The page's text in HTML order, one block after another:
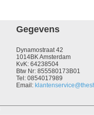
Gegevens
Dynamostraat 42
1014BK Amsterdam
KvK: 64238504
Btw Nr: 855580173B01
Tel: 0854017989
Email: